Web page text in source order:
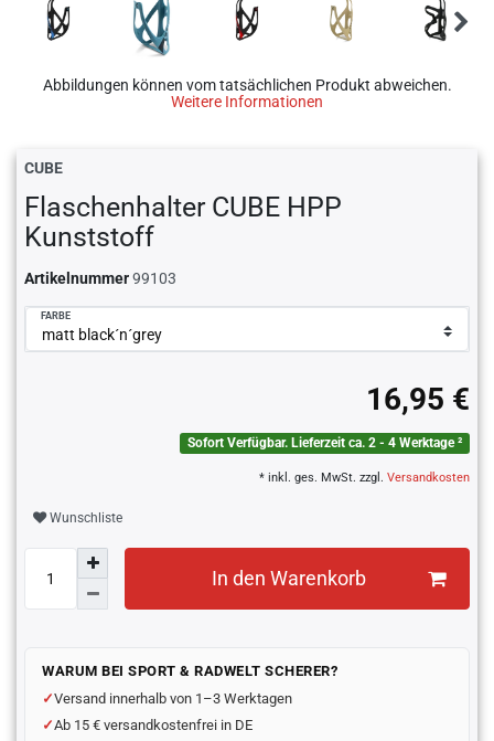
Abbildungen können vom tatsächlichen Produkt abweichen.
Weitere Informationen
CUBE
Flaschenhalter CUBE HPP
Kunststoff
Artikelnummer99103
FARBE
16,95 €
Sofort Verfügbar. Lieferzeit ca. 2 - 4 Werktage ²
* inkl. ges. MwSt. zzgl. Versandkosten
Wunschliste
In den Warenkorb
WARUM BEI SPORT & RADWELT SCHERER?
Versand innerhalb von 1–3 Werktagen
Ab 15 € versandkostenfrei in DE